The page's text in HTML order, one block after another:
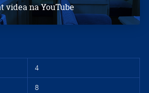
videa na YouTube
4
8